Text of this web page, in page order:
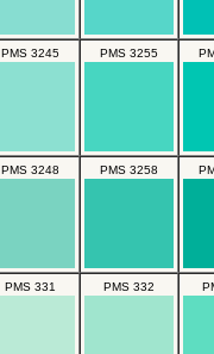
PMS 3245 PMS 3255
PMS 3248 PMS 3258
PMS 331 PMS 332